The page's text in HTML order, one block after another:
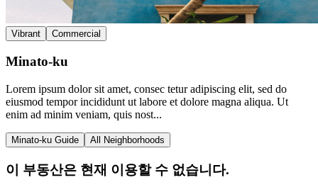
Vibrant Commercial
Minato-ku
Lorem ipsum dolor sit amet, consec tetur adipiscing elit, sed do
eiusmod tempor incididunt ut labore et dolore magna aliqua. Ut
enim ad minim veniam, quis nost...
Minato-ku Guide All Neighborhoods
이 부동산은 현재 이용할 수 없습니다.